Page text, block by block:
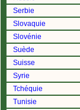
Serbie
Slovaquie
Slovénie
Suède
Suisse
Syrie
Tchéquie
Tunisie